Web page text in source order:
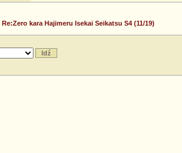
kara Hajimeru Isekai Seikatsu S4 (11/19)